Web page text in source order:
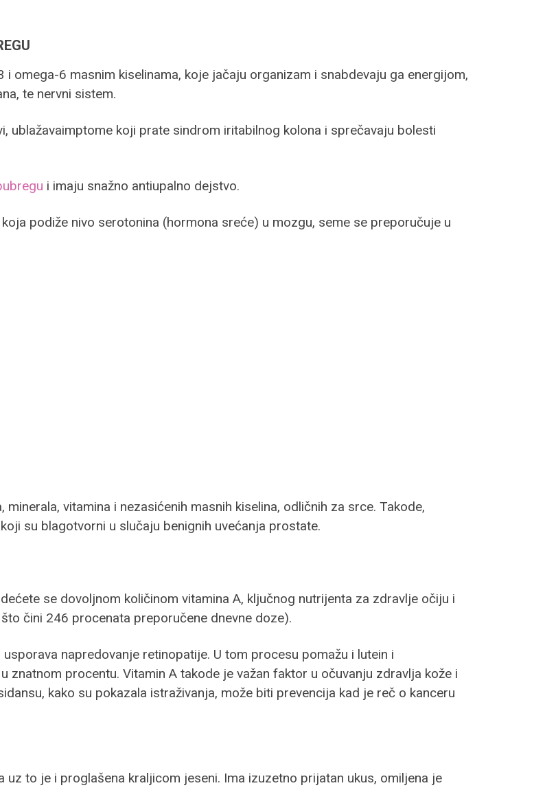
omega-6 masnim kiselinama, koje jačaju organizam i snabdevaju ga energijom,
te nervni sistem.
ublažavaimptome koji prate sindrom iritabilnog kolona i sprečavaju bolesti
i imaju snažno antiupalno dejstvo.
podiže nivo serotonina (hormona sreće) u mozgu, seme se preporučuje u
vitamina i nezasićenih masnih kiselina, odličnih za srce. Takode,
su blagotvorni u slučaju benignih uvećanja prostate.
se dovoljnom količinom vitamina A, ključnog nutrijenta za zdravlje očiju i
čini 246 procenata preporučene dnevne doze).
napredovanje retinopatije. U tom procesu pomažu i lutein i
znatnom procentu. Vitamin A takode je važan faktor u očuvanju zdravlja kože i
kako su pokazala istraživanja, može biti prevencija kad je reč o kanceru
uz to je i proglašena kraljicom jeseni. Ima izuzetno prijatan ukus, omiljena je